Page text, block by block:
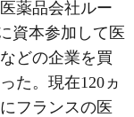
薬品会社ルー
資本参加して医
などの企業を買
た。現在120ヵ
フランスの医